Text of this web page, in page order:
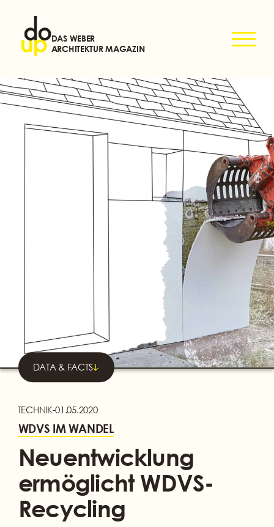
DAS WEBER
ARCHITEKTUR MAGAZIN
DATA & FACTS
TECHNIK-01.05.2020
WDVS IM WANDEL
Neuentwicklung
ermöglicht WDVS-
Recycling